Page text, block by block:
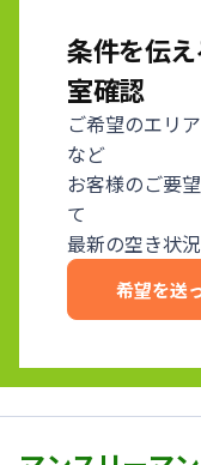
条件を伝
室確認
ご希望のエリ
など
お客様のご要
て
最新の空き状
希望を送